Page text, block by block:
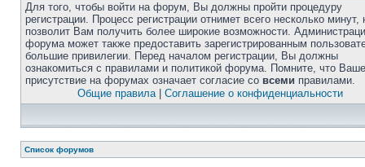
Для того, чтобы войти на форум, Вы должны пройти процедуру
регистрации. Процесс регистрации отнимет всего несколько минут,
позволит Вам получить более широкие возможности.
форума может также предоставить зарегистрированным
большие привилегии. Перед началом регистрации, Вы должны
ознакомиться с правилами и политикой форума. Помните, что Ваше
присутствие на форумах означает согласие со всеми правилами.
Общие правила| Соглашение о конфиденциальности
Список форумов